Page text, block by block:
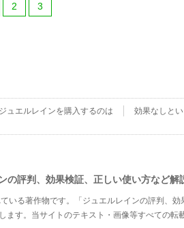
2 3
ュエルレインを購入するのは 効果なしと
の評判、効果検証、正しい使い方な
る著作物です。「ジュエルレインの評判、効
す。当サイトのテキスト・画像等すべての転